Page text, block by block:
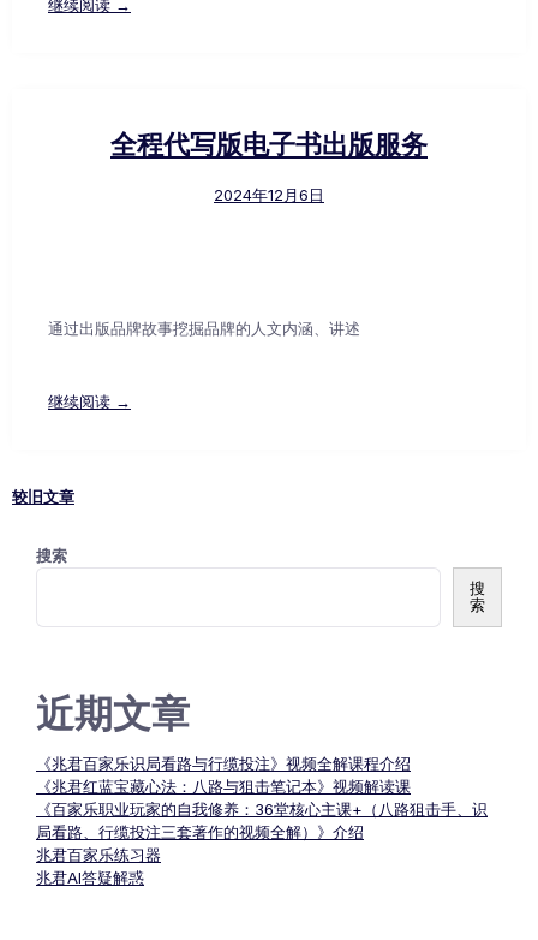
继续阅读 →
全程代写版电子书出版服务
2024年12月6日
通过出版品牌故事挖掘品牌的人文内涵、讲述
继续阅读 →
文
航
较旧文章
搜索
搜
索
近期文章
《兆君百家乐识局看路与行缆投注》视频全解课程介绍
《兆君红蓝宝藏心法：八路与狙击笔记本》视频解读课
《百家乐职业玩家的自我修养：36堂核心主课+（八路狙击手、识
局看路、行缆投注三套著作的视频全解）》介绍
兆君百家乐练习器
兆君AI答疑解惑